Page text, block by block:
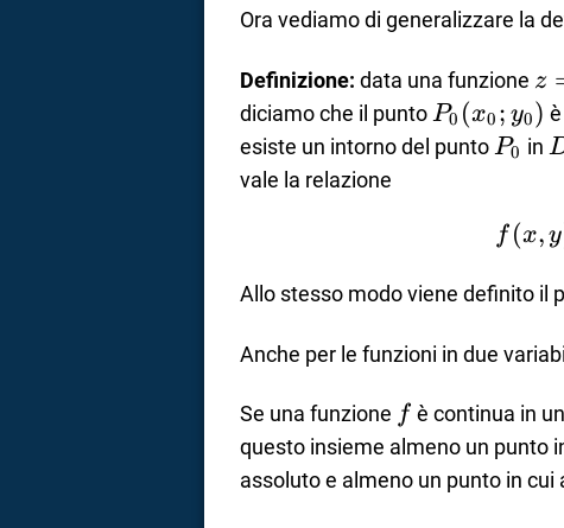
Ora vediamo di generalizzare la
Definizione: data una funzione z
diciamo che il puntoP_{0}
P0 (x0 ; y0)
esiste un intorno del puntoP_{0}
P0 in
vale la relazione
f (x,y
Allo stesso modo viene definito il
Anche per le funzioni in due
Se una funzione ff è continua in
questo insieme almeno un punto
assoluto e almeno un punto in